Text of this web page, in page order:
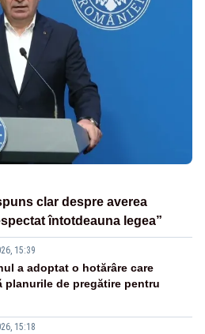
clar despre averea
întotdeauna legea”
15:39
a adoptat o hotărâre care
planurile de pregătire pentru
15:18